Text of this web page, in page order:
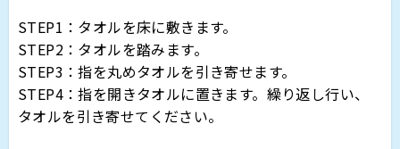
STEP1：タオルを床に敷きます。
STEP2：タオルを踏みます。
STEP3：指を丸めタオルを引き寄せます。
STEP4：指を開きタオルに置きます。繰り返し行い、
タオルを引き寄せてください。